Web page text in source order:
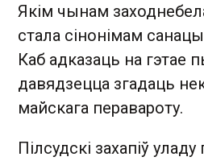
Якім чынам
стала сінонімам
Каб адказаць на гэтае
давядзецца згадаць
майскага перавароту.
Пілсудскі захапіў